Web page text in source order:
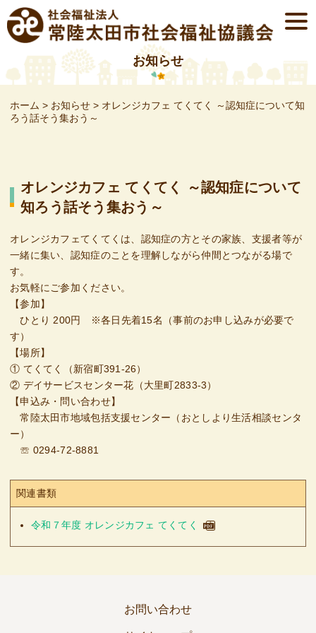
Skip
to
content
お知らせ
ホーム > お知らせ > オレンジカフェ てくてく ～認知症について知
ろう話そう集おう～
オレンジカフェ てくてく ～認知症について
知ろう話そう集おう～
オレンジカフェてくてくは、認知症の方とその家族、支援者等が
一緒に集い、認知症のことを理解しながら仲間とつながる場で
す。
お気軽にご参加ください。
【参加】
ひとり 200円 ※各日先着15名（事前のお申し込みが必要で
す）
【場所】
① てくてく（新宿町391-26）
② デイサービスセンター花（大里町2833-3）
【申込み・問い合わせ】
常陸太田市地域包括支援センター（おとしより生活相談センタ
ー）
☏ 0294-72-8881
関連書類
令和７年度 オレンジカフェ てくてく
お問い合わせ